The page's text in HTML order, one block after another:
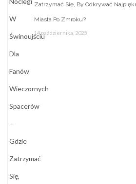
Zatrzymać Się, By Odkrywać
Miasta Po Zmroku?
14 października, 2025